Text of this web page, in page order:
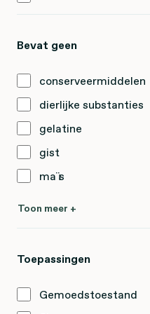
Bevat geen
conserveermiddelen
dierlijke substanties
gelatine
gist
maïs
Toon meer +
Toepassingen
Gemoedstoestand